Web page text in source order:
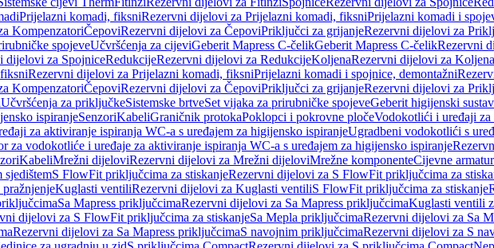
Prijelazni komadi, fiksniRezervni dijelovi za Prijelazni komadi, fiksniPrijelazni komadi i
KompenzatoriČepoviRezervni dijelovi za ČepoviPriključci za grijanjeRezervni dijelovi za
spojeveUčvršćenja za cijeviGeberit Mapress C-čelikGeberit Mapress C-čelikRezervni
dijelovi za SpojniceRedukcijeRezervni dijelovi za RedukcijeKoljenaRezervni dijelovi za Koljena
Rezervni dijelovi za Prijelazni komadi, fiksniPrijelazni komadi i spojnice, demontažni
KompenzatoriČepoviRezervni dijelovi za ČepoviPriključci za grijanjeRezervni dijelovi za
Učvršćenja za priključkeSistemske brtveSet vijaka za prirubničke spojeveGeberit higijenski sustav
ispiranjeSenzoriKabeliGraničnik protokaPoklopci i pokrovne pločeVodokotlići i uređaji za
za aktiviranje ispiranja WC-a s uređajem za higijensko ispiranjeUgradbeni vodokotlići s
za vodokotliće i uređaje za aktiviranje ispiranja WC-a s uređajem za higijensko ispiranje
KabeliMrežni dijeloviRezervni dijelovi za Mrežni dijeloviMrežne komponenteCijevne
sjedištemS FlowFit priključcima za stiskanjeRezervni dijelovi za S FlowFit priključcima za
Kuglasti ventiliRezervni dijelovi za Kuglasti ventiliS FlowFit priključcima za stiskanje
Sa Mapress priključcimaRezervni dijelovi za Sa Mapress priključcimaKuglasti ventili
dijelovi za S FlowFit priključcima za stiskanjeSa Mepla priključcimaRezervni dijelovi za Sa
Rezervni dijelovi za Sa Mapress priključcimaS navojnim priključcimaRezervni dijelovi za S